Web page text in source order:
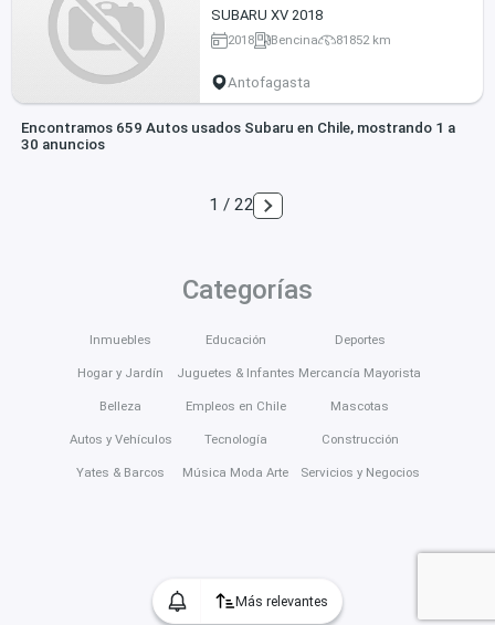
Más relevantes
SUBARU XV 2018
2018 Bencina 81852 km
Antofagasta
Encontramos 659 Autos usados Subaru en Chile, mostrando 1 a
30 anuncios
1 / 22
Categorías
Inmuebles
Hogar y Jardín
Belleza
Autos y Vehículos
Yates & Barcos
Educación
Juguetes & Infantes
Empleos en Chile
Tecnología
Música Moda Arte
Deportes
Mercancía Mayorista
Mascotas
Construcción
Servicios y Negocios